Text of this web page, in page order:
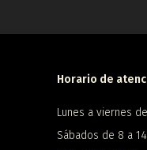
Horario de
Lunes a viernes
Sábados de 8 a